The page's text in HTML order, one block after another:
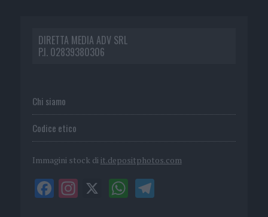
DIRETTA MEDIA ADV SRL
P.I. 02839380306
Chi siamo
Codice etico
Immagini stock di it.depositphotos.com